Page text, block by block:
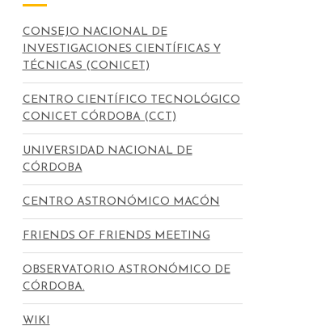
CONSEJO NACIONAL DE
INVESTIGACIONES CIENTÍFICAS Y
TÉCNICAS (CONICET)
CENTRO CIENTÍFICO TECNOLÓGICO
CONICET CÓRDOBA (CCT)
UNIVERSIDAD NACIONAL DE
CÓRDOBA
CENTRO ASTRONÓMICO MACÓN
FRIENDS OF FRIENDS MEETING
OBSERVATORIO ASTRONÓMICO DE
CÓRDOBA.
WIKI